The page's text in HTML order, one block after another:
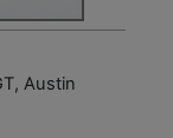
Austin